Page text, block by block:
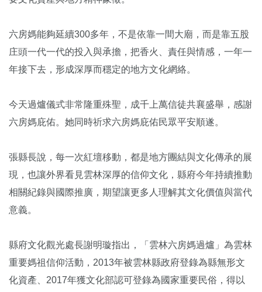
六房媽能夠延續300多年，不是依靠一間大廟，而是靠五股
庄頭一代一代的投入與承擔，把香火、責任與情感，一年一
年接下去，形成深厚而穩定的地方文化網絡。
今天過爐儀式非常隆重殊聖，成千上萬信徒共襄盛舉，感謝
六房媽庇佑。她同時祈求六房媽庇佑民眾平安順遂。
張縣長說，每一次紅壇移動，都是地方團結與文化傳承的展
現，也讓外界看見雲林深厚的信仰文化，縣府今年持續推動
相關紀錄與國際推廣，期望讓更多人理解其文化價值與當代
意義。
縣府文化觀光處長謝明璇指出，「雲林六房媽過爐」為雲林
重要媽祖信仰活動，2013年被雲林縣政府登錄為縣無形文
化資產、2017年獲文化部認可登錄為國家重要民俗，得以